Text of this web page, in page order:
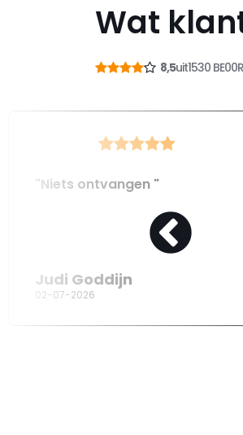
Wat
8,5uit1530
"Niets ontvangen "
Judi Goddijn
02-07-2026